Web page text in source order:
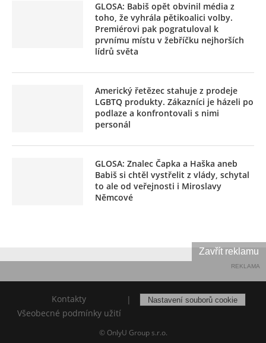
GLOSA: Babiš opět obvinil média z
toho, že vyhrála pětikoalici volby.
Premiérovi pak pogratuloval k
prvnímu místu v žebříčku nejhorších
lídrů světa
Americký řetězec stahuje z prodeje
LGBTQ produkty. Zákazníci je házeli po
podlaze a konfrontovali s nimi
personál
GLOSA: Znalec Čapka a Haška aneb
Babiš si chtěl vystřelit z vlády, schytal
to ale od veřejnosti i Miroslavy
Němcové
REKLAMA
Kontakty
Všeobecné podmínky užití
| Nastavení souborů cookie
© OnlyU Group s.r.o.
Zavřít reklamu